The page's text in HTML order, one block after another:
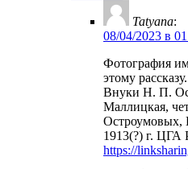
Tatyana:
08/04/2023 в
Фотография
этому
Внуки Н. П.
Маллицкая,
Остроумовых,
1913(?) г. ЦГА
https://